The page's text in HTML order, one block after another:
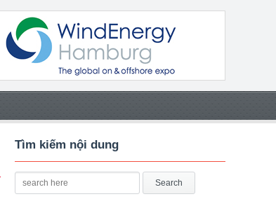
Tìm kiếm nội dung